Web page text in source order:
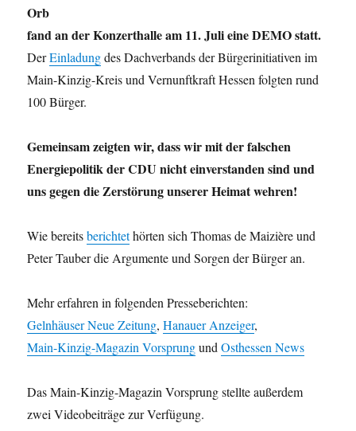
Orb
fand an der Konzerthalle am 11. Juli eine DEMO statt.
DerEinladungdes Dachverbands der Bürgerinitiativen im
Main-Kinzig-Kreis und Vernunftkraft Hessen folgten rund
100 Bürger.
Gemeinsam zeigten wir, dass wir mit der falschen
Energiepolitik der CDU nicht einverstanden sind und
uns gegen die Zerstörung unserer Heimat wehren!
Wie bereitsberichtethörten sich Thomas de Maizière und
Peter Tauber die Argumente und Sorgen der Bürger an.
Mehr erfahren in folgenden Presseberichten:
Gelnhäuser Neue Zeitung,Hanauer Anzeiger,
Main-Kinzig-Magazin VorsprungundOsthessen News
Das Main-Kinzig-Magazin Vorsprung stellte außerdem
zwei Videobeiträge zur Verfügung.